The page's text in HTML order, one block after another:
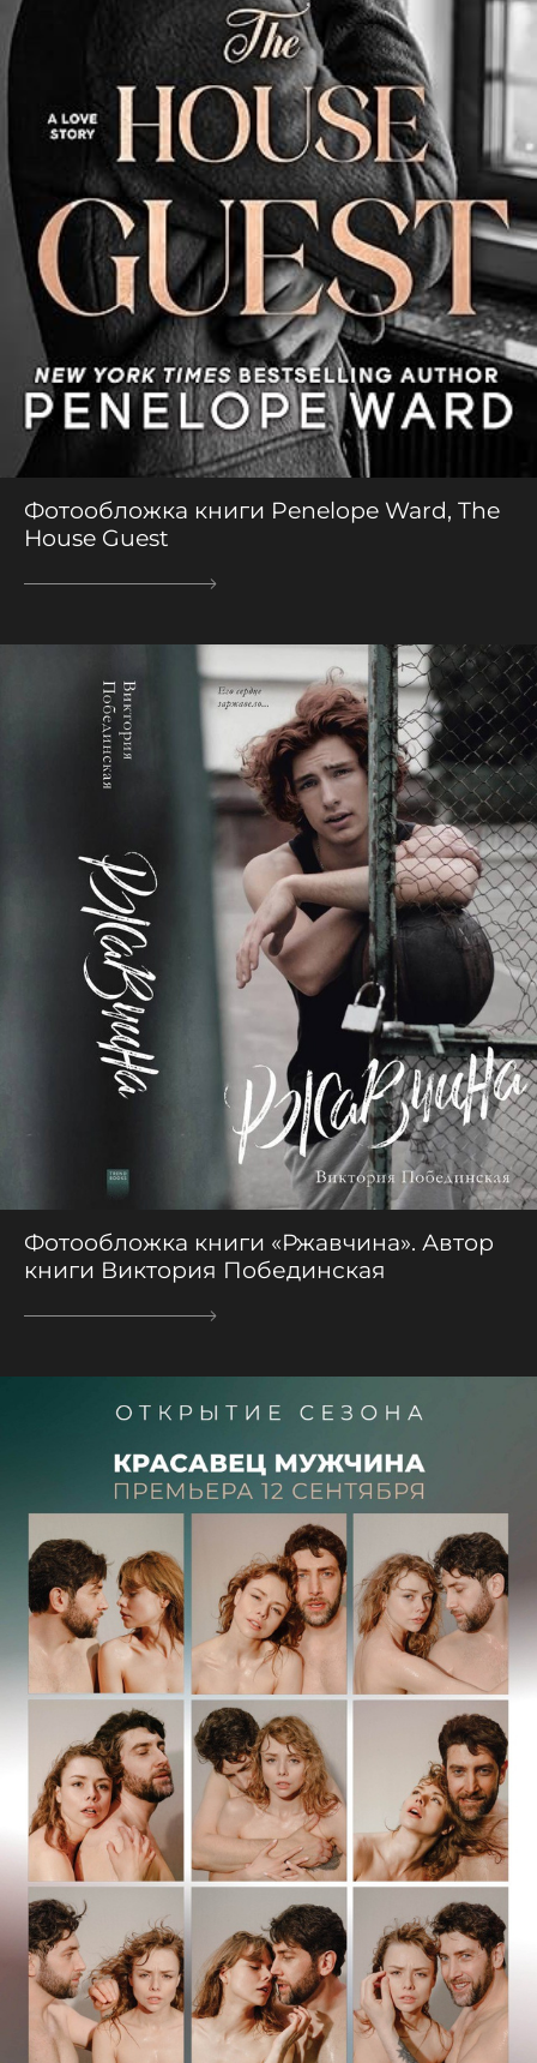
Фотообложка книги Penelope Ward, The
House Guest
Фотообложка книги «Ржавчина». Автор
книги Виктория Побединская